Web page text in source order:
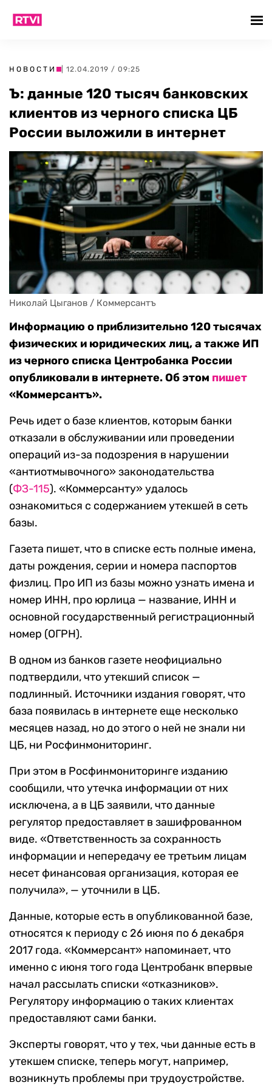
НОВОСТИ | 12.04.2019 / 09:25
Ъ: данные 120 тысяч банковских
клиентов из черного списка ЦБ
России выложили в интернет
Николай Цыганов / Коммерсантъ
Информацию о приблизительно 120 тысячах
физических и юридических лиц, а также ИП
из черного списка Центробанка России
опубликовали в интернете. Об этом пишет
«Коммерсантъ».
Речь идет о базе клиентов, которым банки
отказали в обслуживании или проведении
операций из-за подозрения в нарушении
«антиотмывочного» законодательства
(ФЗ-115). «Коммерсанту» удалось
ознакомиться с содержанием утекшей в сеть
базы.
Газета пишет, что в списке есть полные имена,
даты рождения, серии и номера паспортов
физлиц. Про ИП из базы можно узнать имена и
номер ИНН, про юрлица — название, ИНН и
основной государственный регистрационный
номер (ОГРН).
В одном из банков газете неофициально
подтвердили, что утекший список —
подлинный. Источники издания говорят, что
база появилась в интернете еще несколько
месяцев назад, но до этого о ней не знали ни
ЦБ, ни Росфинмониторинг.
При этом в Росфинмониторинге изданию
сообщили, что утечка информации от них
исключена, а в ЦБ заявили, что данные
регулятор предоставляет в зашифрованном
виде. «Ответственность за сохранность
информации и непередачу ее третьим лицам
несет финансовая организация, которая ее
получила», — уточнили в ЦБ.
Данные, которые есть в опубликованной базе,
относятся к периоду с 26 июня по 6 декабря
2017 года. «Коммерсант» напоминает, что
именно с июня того года Центробанк впервые
начал рассылать списки «отказников».
Регулятору информацию о таких клиентах
предоставляют сами банки.
Эксперты говорят, что у тех, чьи данные есть в
утекшем списке, теперь могут, например,
возникнуть проблемы при трудоустройстве.